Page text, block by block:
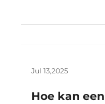
Jul 13,2025
Hoe kan